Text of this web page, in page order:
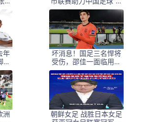
础建设”｜专访
年
新
杯
坏消息！国足三名悍将
受伤，邵佳一面临用人
荒，武磊也难出场
洲
朝鲜女足 战胜日本女足